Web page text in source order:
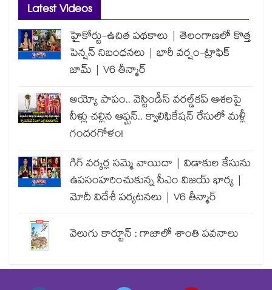
Latest Videos
హైకోర్టు-ఉచిత పథకాలు | తెలంగాణలో కొత్త
పెన్షన్ నిబంధనలు | భారీ వర్షం-ట్రాఫిక్
జామ్ | V6 తీన్మార్
అయ్యో పాపం.. వెస్టిండీస్ వరల్డ్‌కప్ ఆశలపై
నీళ్లు చల్లిన ఆఫ్ఘన్.. క్వాలిఫికేషన్ రేసులో మళ్లీ
గందరగోళం!
గిగ్ వర్కర్ల సమ్మె వాయిదా | విడాకుల కేసును
ఉపసంహరించుకున్న సీఎం విజయ్ భార్య |
మోదీ విదేశీ పర్యటనలు | V6 తీన్మార్
వెలుగు కార్టూన్ : గాజాలో శాంతి పవనాలు